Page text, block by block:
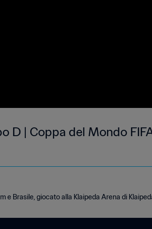
D | Coppa del Mondo
e Brasile, giocato alla Klaipeda Arena di